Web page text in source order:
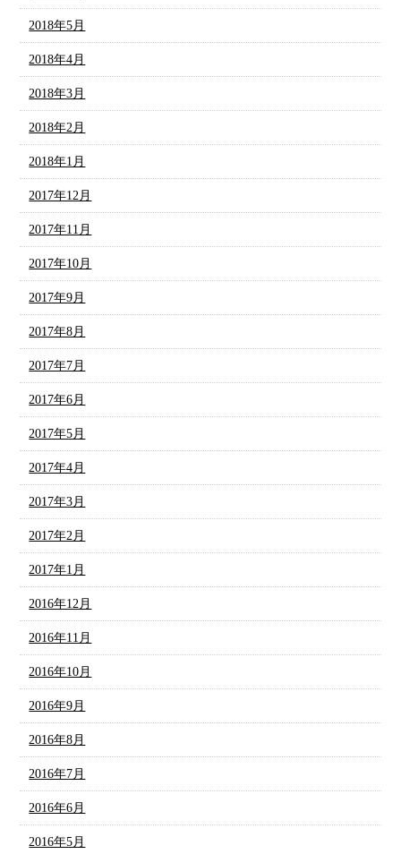
2018年5月
2018年4月
2018年3月
2018年2月
2018年1月
2017年12月
2017年11月
2017年10月
2017年9月
2017年8月
2017年7月
2017年6月
2017年5月
2017年4月
2017年3月
2017年2月
2017年1月
2016年12月
2016年11月
2016年10月
2016年9月
2016年8月
2016年7月
2016年6月
2016年5月